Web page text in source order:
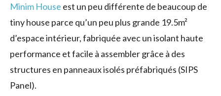
Minim House est un peu différente de beaucoup de
tiny house parce qu’un peu plus grande 19.5m²
d’espace intérieur, fabriquée avec un isolant haute
performance et facile à assembler grâce à des
structures en panneaux isolés préfabriqués (SIPS
Panel).